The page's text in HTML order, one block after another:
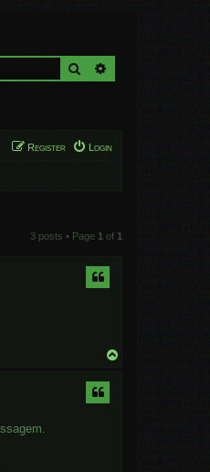
Search
Login
Register
3 posts • Page 1 of 1